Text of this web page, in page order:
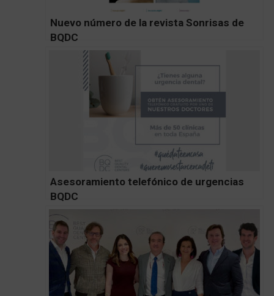
Nuevo número de la revista Sonrisas de
BQDC
Asesoramiento telefónico de urgencias
BQDC